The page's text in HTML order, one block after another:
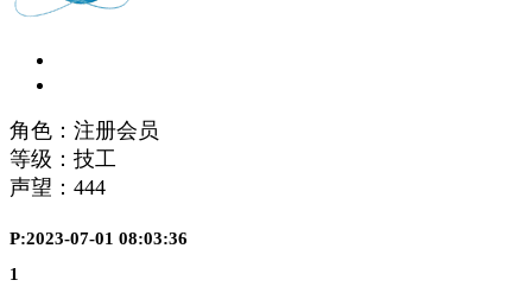
角色：注册会员
等级：技工
声望： 444
P:2023-07-01 08:03:36
1